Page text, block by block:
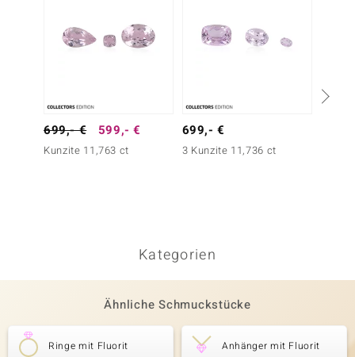
699,- € 599,- €
Kunzite 11,763 ct
699,- €
3 Kunzite 11,736 ct
Kategorien
Ähnliche Schmuckstücke
Ringe mit Fluorit Anhänger mit Fluorit